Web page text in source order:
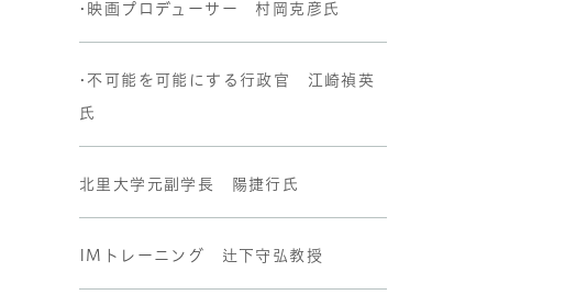
•映画プロデューサー 村岡克彦氏
•不可能を可能にする行政官 江崎禎英
氏
北里大学元副学長 陽捷行氏
IMトレーニング 辻下守弘教授